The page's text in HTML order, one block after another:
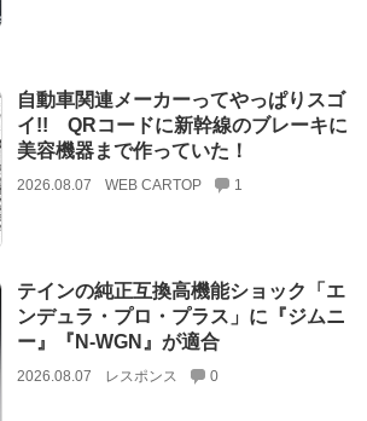
自動車関連メーカーってやっぱりスゴ
イ!! QRコードに新幹線のブレーキに
美容機器まで作っていた！
2026.08.07 WEB CARTOP 1
テインの純正互換高機能ショック「エ
ンデュラ・プロ・プラス」に『ジムニ
ー』『N-WGN』が適合
2026.08.07 レスポンス 0